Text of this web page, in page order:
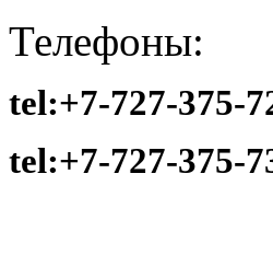
Телефоны:
tel:+7-727-375-
tel:+7-727-375-